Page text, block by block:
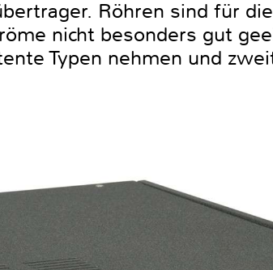
Röhren sind für
nicht besonders gut
Typen nehmen und